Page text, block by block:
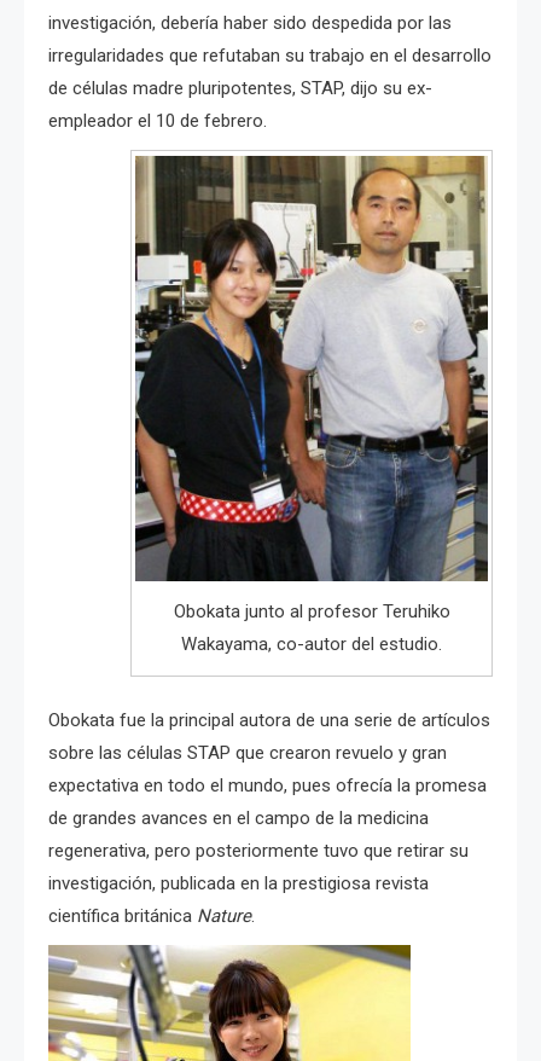
investigación, debería haber sido despedida por las
irregularidades que refutaban su trabajo en el desarrollo
de células madre pluripotentes, STAP, dijo su ex-
empleador el 10 de febrero.
Obokata junto al profesor Teruhiko
Wakayama, co-autor del estudio.
Obokata fue la principal autora de una serie de artículos
sobre las células STAP que crearon revuelo y gran
expectativa en todo el mundo, pues ofrecía la promesa
de grandes avances en el campo de la medicina
regenerativa, pero posteriormente tuvo que retirar su
investigación, publicada en la prestigiosa revista
científica británica Nature.